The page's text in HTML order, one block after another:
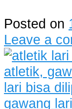
Posted on
Leave a